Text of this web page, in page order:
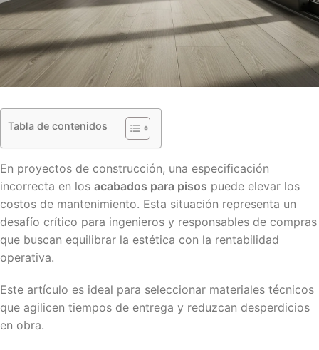
Tabla de contenidos
En proyectos de construcción, una especificación
incorrecta en los acabados para pisos puede elevar los
costos de mantenimiento. Esta situación representa un
desafío crítico para ingenieros y responsables de compras
que buscan equilibrar la estética con la rentabilidad
operativa.
Este artículo es ideal para seleccionar materiales técnicos
que agilicen tiempos de entrega y reduzcan desperdicios
en obra.